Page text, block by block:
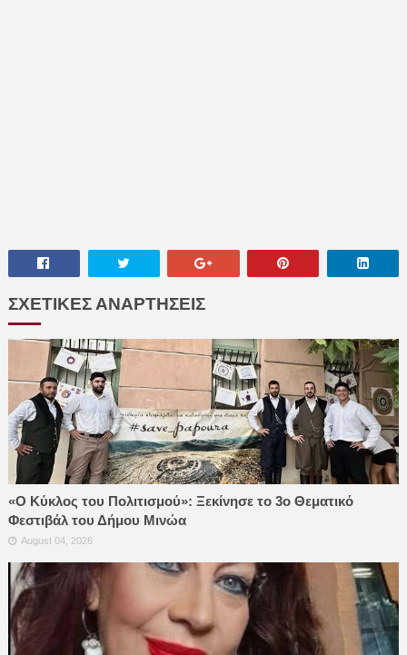
ΣΧΕΤΙΚΕΣ ΑΝΑΡΤΗΣΕΙΣ
«Ο Κύκλος του Πολιτισμού»: Ξεκίνησε το 3ο Θεματικό
Φεστιβάλ του Δήμου Μινώα
August 04, 2026